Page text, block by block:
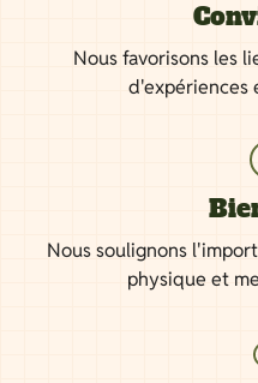
Nous favorisons les
d'expériences
Nous soulignons
physique et